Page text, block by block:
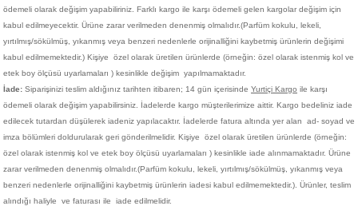
ödemeli olarak değişim yapabiliriniz. Farklı kargo ile karşı ödemeli gelen kargolar değişim için
kabul edilmeyecektir. Ürüne zarar verilmeden denenmiş olmalıdır.(Parfüm kokulu, lekeli,
yırtılmış/sökülmüş, yıkanmış veya benzeri nedenlerle orijinalliğini kaybetmiş ürünlerin değişimi
kabul edilmemektedir.) Kişiye
özel olarak üretilen ürünlerde (örneğin: özel olarak istenmiş kol ve
etek boy ölçüsü uyarlamaları ) kesinlikle değişim yapılmamaktadır.
İade: Siparişinizi teslim aldığınız tarihten itibaren; 14 gün içerisinde Yurtiçi Kargo ile karşı
ödemeli olarak değişim yapabilirsiniz. İadelerde kargo müşterilerimize aittir. Kargo bedeliniz iade
edilecek tutardan düşülerek iadeniz yapılacaktır. İadelerde fatura altında yer alan ad- soyad ve
imza bölümleri doldurularak geri gönderilmelidir. Kişiye
özel olarak üretilen ürünlerde (örneğin:
özel olarak istenmiş kol ve etek boy ölçüsü uyarlamaları ) kesinlikle iade alınmamaktadır. Ürüne
zarar verilmeden denenmiş olmalıdır.(Parfüm kokulu, lekeli, yırtılmış/sökülmüş, yıkanmış veya
benzeri nedenlerle orijinalliğini kaybetmiş ürünlerin iadesi kabul edilmemektedir.). Ürünler, teslim
alındığı haliyle ve faturası ile iade edilmelidir.